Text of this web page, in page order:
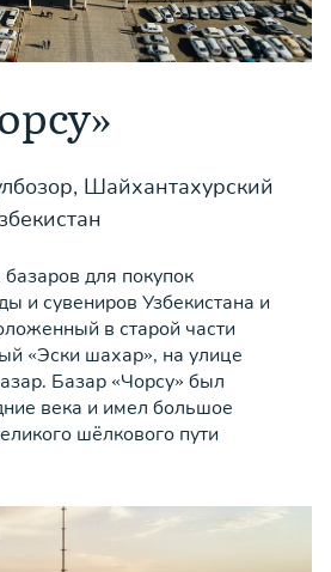
Шайхантахурский
для покупок
и сувениров Узбекистана и
в старой части
«Эски шахар», на улице
Базар «Чорсу» был
века и имел большое
шёлкового пути